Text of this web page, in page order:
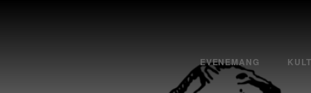
EVENEMANG